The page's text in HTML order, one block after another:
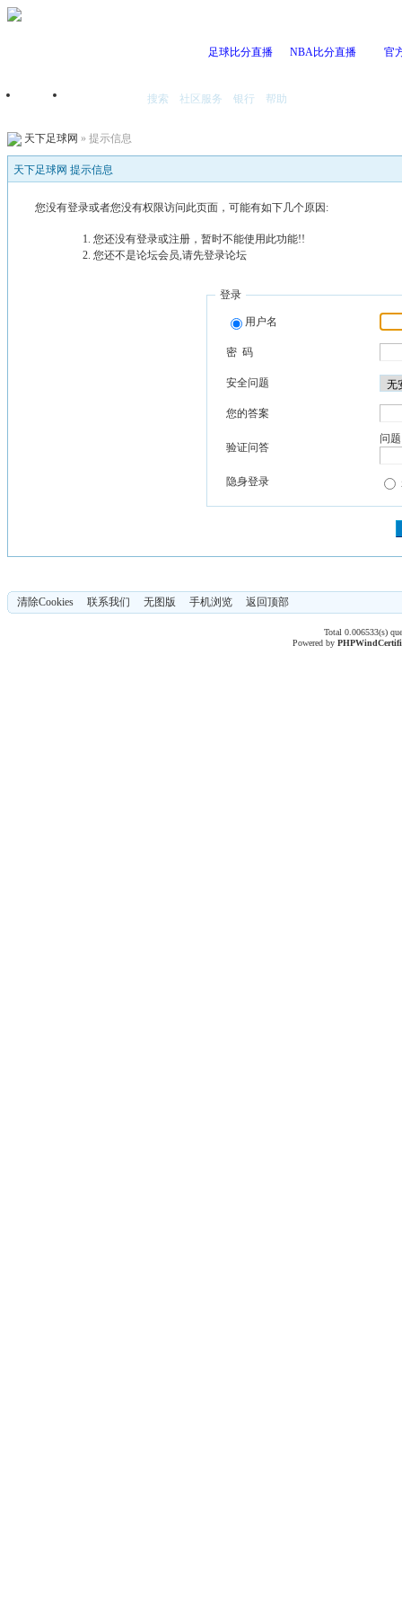
足球比分直播 NBA比分直播 官
首页 搜索 社区服务 银行 帮助
天下足球网 » 提示信息
天下足球网 提示信息
您没有登录或者您没有权限访问此页面，可能有如下几个原因:
您还没有登录或注册，暂时不能使用此功能!!
您还不是论坛会员,请先登录论坛
登录
用户名
密 码
安全问题
您的答案
验证问答
问
隐身登录
清除Cookies 联系我们 无图版 手机浏览 返回顶部
Total 0.006533(s)
Powered byPHPWind